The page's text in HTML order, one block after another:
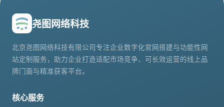
尧图网络科技
北京尧图网络科技有限公司专注企业数字化官网搭建与功能性网
站定制服务，助力企业打造适配市场竞争、可长效运营的线上品
牌门面与精准获客平台。
核心服务